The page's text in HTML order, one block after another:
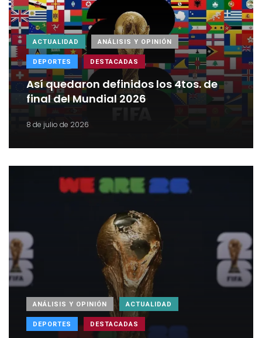
ACTUALIDAD ANÁLISIS Y OPINIÓN
DEPORTES DESTACADAS
Así quedaron definidos los 4tos. de
final del Mundial 2026
8 de julio de 2026
ANÁLISIS Y OPINIÓN ACTUALIDAD
DEPORTES DESTACADAS